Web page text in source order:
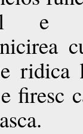
e
ridica
firesc